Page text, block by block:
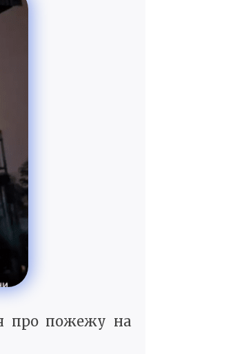
про пожежу на